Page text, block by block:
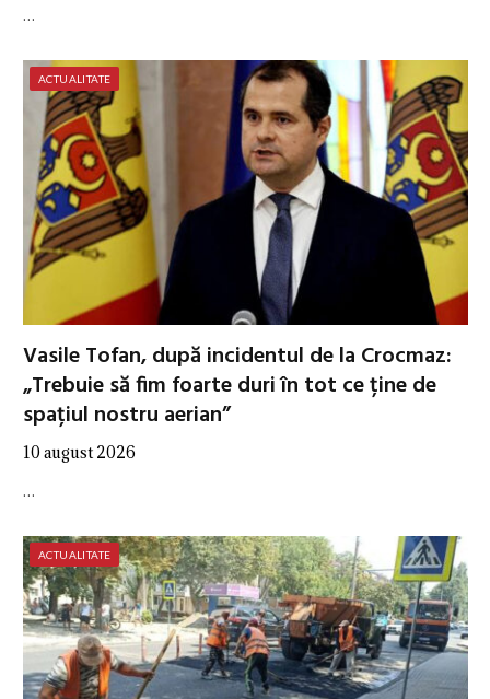
…
ACTUALITATE
Vasile Tofan, după incidentul de la Crocmaz:
„Trebuie să fim foarte duri în tot ce ține de
spațiul nostru aerian”
10 august 2026
…
ACTUALITATE